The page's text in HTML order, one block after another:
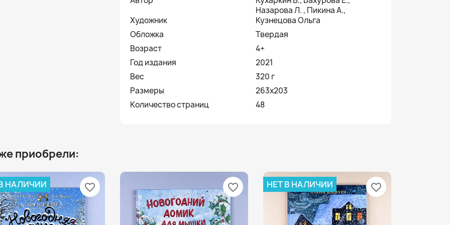
Назарова Л. , Пикина А.,
Художник
Кузнецова Ольга
Обложка
Твердая
Возраст
4+
Год издания
2021
Вес
320 г
Размеры
263x203
Количество страниц
48
приобрели:
НАЛИЧИИ favorite_border favorite_border НЕТ В НАЛИЧИИ favorite_border